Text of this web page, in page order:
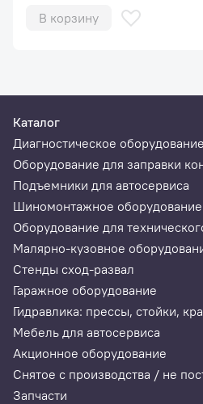
В корзину
Каталог
Диагностическое оборудование
Оборудование для заправки
Подъемники для автосервиса
Шиномонтажное оборудование
Оборудование для
Малярно-кузовное
Стенды сход-развал
Гаражное оборудование
Гидравлика: прессы, стойки,
Мебель для автосервиса
Акционное оборудование
Снятое с производства / не
Запчасти